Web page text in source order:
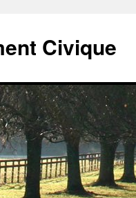
Civique